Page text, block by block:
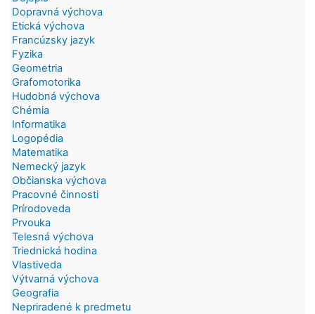
Dopravná výchova
Etická výchova
Francúzsky jazyk
Fyzika
Geometria
Grafomotorika
Hudobná výchova
Chémia
Informatika
Logopédia
Matematika
Nemecký jazyk
Občianska výchova
Pracovné činnosti
Prírodoveda
Prvouka
Telesná výchova
Triednická hodina
Vlastiveda
Výtvarná výchova
Geografia
Nepriradené k predmetu